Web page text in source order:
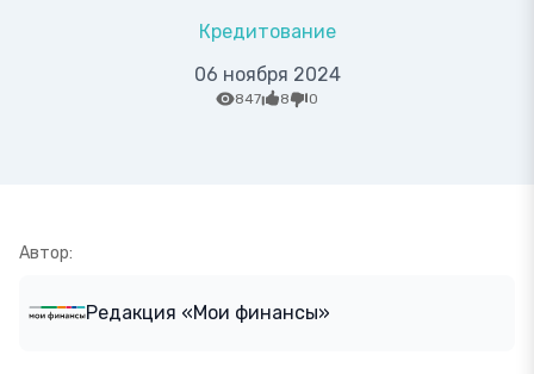
Кредитование
06 ноября 2024
847 8 0
Автор:
Редакция «Мои финансы»